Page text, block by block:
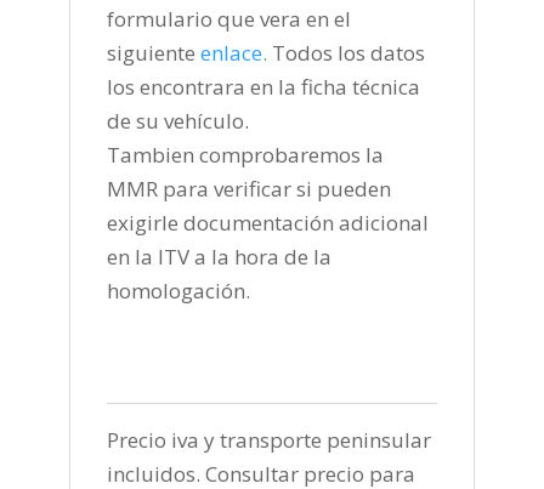
formulario que vera en el
siguiente enlace. Todos los datos
los encontrara en la ficha técnica
de su vehículo.
Tambien comprobaremos la
MMR para verificar si pueden
exigirle documentación adicional
en la ITV a la hora de la
homologación.
Precio iva y transporte peninsular
incluidos. Consultar precio para